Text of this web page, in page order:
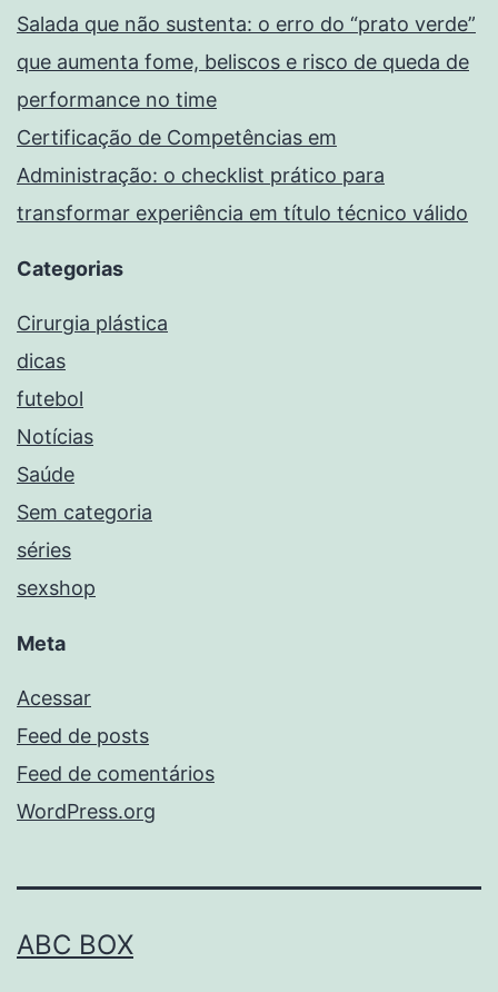
Salada que não sustenta: o erro do “prato verde”
que aumenta fome, beliscos e risco de queda de
performance no time
Certificação de Competências em
Administração: o checklist prático para
transformar experiência em título técnico válido
Categorias
Cirurgia plástica
dicas
futebol
Notícias
Saúde
Sem categoria
séries
sexshop
Meta
Acessar
Feed de posts
Feed de comentários
WordPress.org
ABC BOX